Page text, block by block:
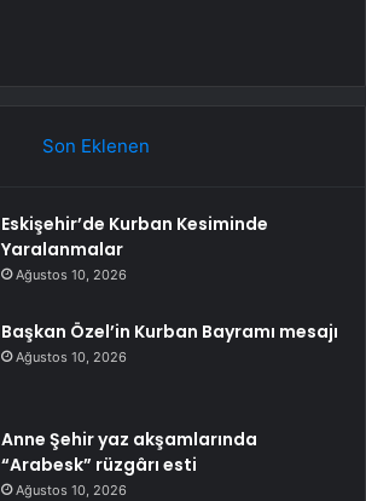
Son Eklenen
Eskişehir’de Kurban Kesiminde
Yaralanmalar
Ağustos 10, 2026
Başkan Özel’in Kurban Bayramı mesajı
Ağustos 10, 2026
Anne Şehir yaz akşamlarında
“Arabesk” rüzgârı esti
Ağustos 10, 2026